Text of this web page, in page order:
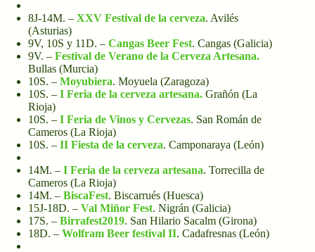
8J-14M. – XXV Festival de la cerveza. Avilés
(Asturias)
9V, 10S y 11D. – Cangas Beer Fest. Cangas (Galicia)
9V. – Festival de Verano de la Cerveza Artesana.
Bullas (Murcia)
10S. – Moyubiera. Moyuela (Zaragoza)
10S. – I Feria de la cerveza artesana. Grañón (La
Rioja)
10S. – I Feria de Vinos y Cervezas. San Román de
Cameros (La Rioja)
10S. – II Fiesta de la cerveza. Camponaraya (León)
14M. – I Feria de la cerveza artesana. Torrecilla de
Cameros (La Rioja)
14M. – BiscaFest. Biscarrués (Huesca)
15J-18D. – Val Miñor Fest. Nigrán (Galicia)
17S. – Birrafest2019. San Hilario Sacalm (Girona)
18D. – Wolfram Beer festival II. Cadafresnas (León)